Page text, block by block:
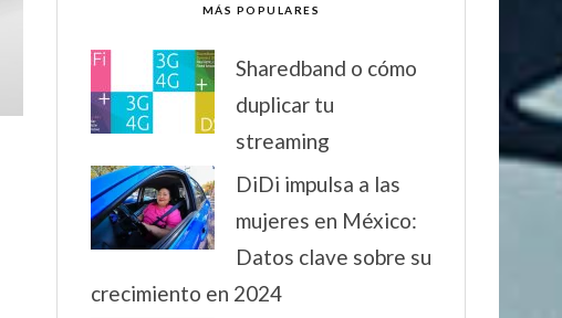
MÁS POPULARES
Sharedband o cómo
duplicar tu
streaming
DiDi impulsa a las
mujeres en México:
Datos clave sobre su
crecimiento en 2024